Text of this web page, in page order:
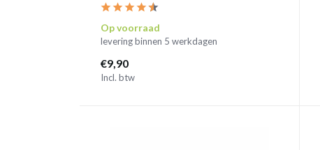
Op voorraad
levering binnen 5 werkdagen
€9,90
Incl. btw